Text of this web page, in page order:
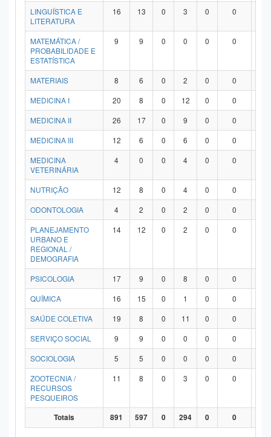
LINGUÍSTICA E
LITERATURA
16 13 0 3 0 0
MATEMÁTICA /
PROBABILIDADE E
ESTATÍSTICA
9 9 0 0 0 0
MATERIAIS 8 6 0 2 0 0
MEDICINA I
20 8 0 12 0 0
MEDICINA II
26 17 0 9 0 0
MEDICINA III
12 6 0 6 0 0
MEDICINA
VETERINÁRIA
4 0 0 4 0 0
NUTRIÇÃO 12 8 0 4 0 0
ODONTOLOGIA
4 2 0 2 0 0
PLANEJAMENTO
URBANO E
REGIONAL /
DEMOGRAFIA
14 12 0 2 0 0
PSICOLOGIA 17 9 0 8 0 0
QUÍMICA
16 15 0 1 0 0
SAÚDE COLETIVA
19 8 0 11 0 0
SERVIÇO SOCIAL
9 9 0 0 0 0
SOCIOLOGIA
5 5 0 0 0 0
ZOOTECNIA /
RECURSOS
PESQUEIROS
11 8 0 3 0 0
Totais 891 597 0 294 0 0